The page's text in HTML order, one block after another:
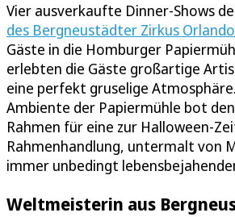
Vier ausverkaufte Dinner-Shows
des Bergneustädter Zirkus Orlando
Gäste in die Homburger
erlebten die Gäste großartige
eine perfekt gruselige
Ambiente der Papiermühle bot
Rahmen für eine zur Halloween-
Rahmenhandlung, untermalt von
immer unbedingt
Weltmeisterin aus